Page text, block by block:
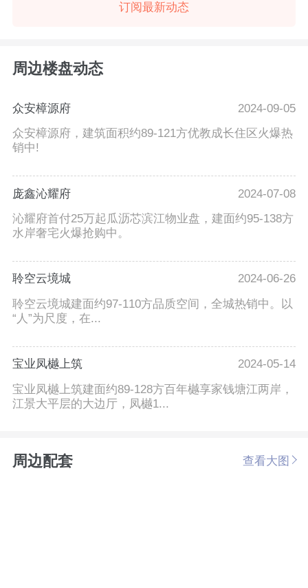
订阅最新动态
周边楼盘动态
众安樟源府
2024-09-05
众安樟源府，建筑面积约89-121方优教成长住区火爆热
销中!
庞鑫沁耀府
2024-07-08
沁耀府首付25万起瓜沥芯滨江物业盘，建面约95-138方
水岸奢宅火爆抢购中。
聆空云境城
2024-06-26
聆空云境城建面约97-110方品质空间，全城热销中。以
“人”为尺度，在...
宝业凤樾上筑
2024-05-14
宝业凤樾上筑建面约89-128方百年樾享家钱塘江两岸，
江景大平层的大边厅，凤樾1...
周边配套 查看大图